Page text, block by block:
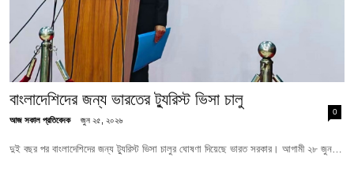
বাংলাদেশিদের জন্য ভারতের ট্যুরিস্ট ভিসা চালু
আজ সকাল প্রতিবেদক জুন ২৫, ২০২৬
0
দুই বছর পর বাংলাদেশিদের জন্য ট্যুরিস্ট ভিসা চালুর ঘোষণা দিয়েছে ভারত সরকার। আগামী ২৮ জুন…